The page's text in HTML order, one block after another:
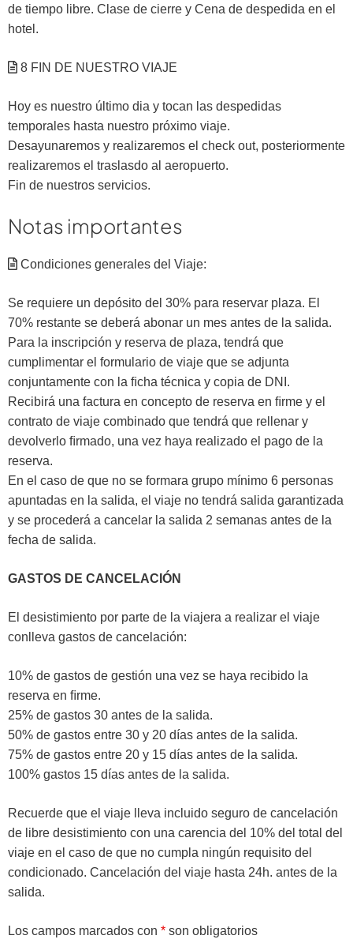
de tiempo libre. Clase de cierre y Cena de despedida en el
hotel.
8 FIN DE NUESTRO VIAJE
Hoy es nuestro último dia y tocan las despedidas
temporales hasta nuestro próximo viaje.
Desayunaremos y realizaremos el check out, posteriormente
realizaremos el traslasdo al aeropuerto.
Fin de nuestros servicios.
Notas importantes
Condiciones generales del Viaje:
Se requiere un depósito del 30% para reservar plaza. El
70% restante se deberá abonar un mes antes de la salida.
Para la inscripción y reserva de plaza, tendrá que
cumplimentar el formulario de viaje que se adjunta
conjuntamente con la ﬁcha técnica y copia de DNI.
Recibirá una factura en concepto de reserva en ﬁrme y el
contrato de viaje combinado que tendrá que rellenar y
devolverlo ﬁrmado, una vez haya realizado el pago de la
reserva.
En el caso de que no se formara grupo mínimo 6 personas
apuntadas en la salida, el viaje no tendrá salida garantizada
y se procederá a cancelar la salida 2 semanas antes de la
fecha de salida.
GASTOS DE CANCELACIÓN
El desistimiento por parte de la viajera a realizar el viaje
conlleva gastos de cancelación:
10% de gastos de gestión una vez se haya recibido la
reserva en ﬁrme.
25% de gastos 30 antes de la salida.
50% de gastos entre 30 y 20 días antes de la salida.
75% de gastos entre 20 y 15 días antes de la salida.
100% gastos 15 días antes de la salida.
Recuerde que el viaje lleva incluido seguro de cancelación
de libre desistimiento con una carencia del 10% del total del
viaje en el caso de que no cumpla ningún requisito del
condicionado. Cancelación del viaje hasta 24h. antes de la
salida.
Los campos marcados con * son obligatorios